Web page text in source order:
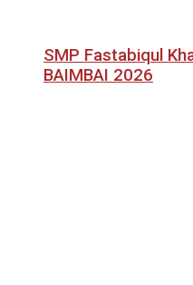
SMP Fastabiqul
BAIMBAI 2026